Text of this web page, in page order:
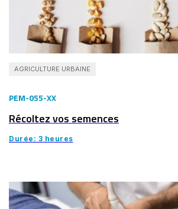
AGRICULTURE URBAINE
PEM-055-XX
Récoltez vos semences
Durée: 3 heures